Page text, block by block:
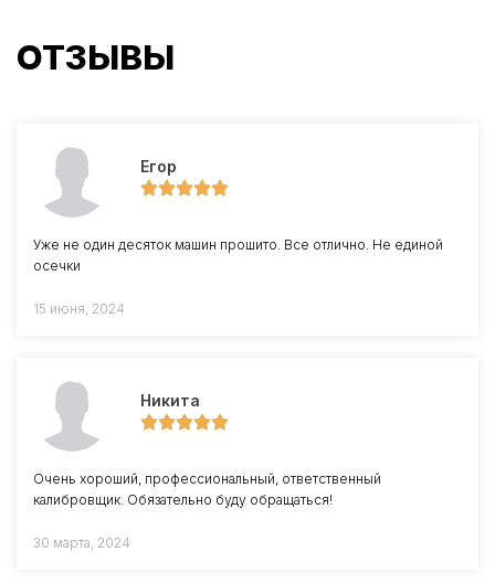
ОТЗЫВЫ
Егор
Уже не один десяток машин прошито. Все отлично. Не единой
осечки
15 июня, 2024
Никита
Очень хороший, профессиональный, ответственный
калибровщик. Обязательно буду обращаться!
30 марта, 2024